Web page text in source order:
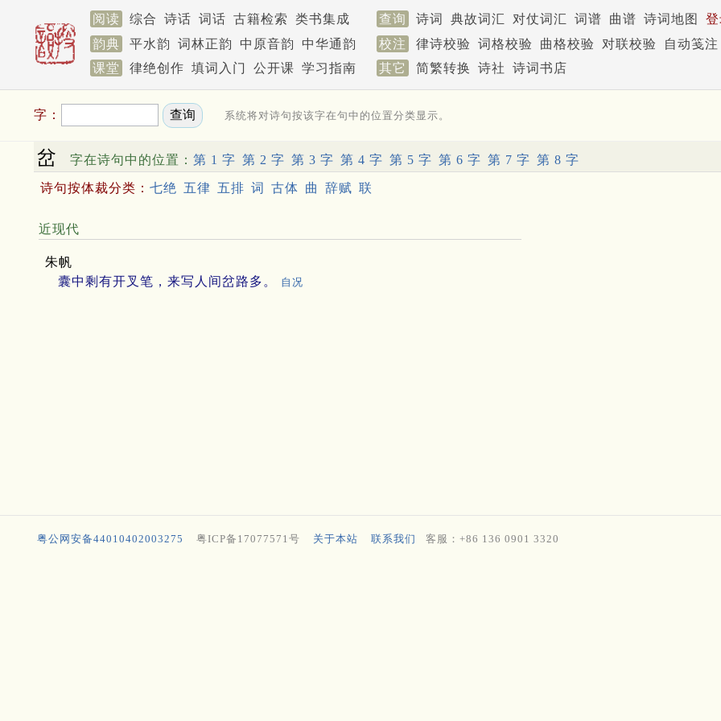
阅读 综合 诗话 词话 古籍检索 类书集成 查询 诗词 典故词汇 对仗词汇 词谱 曲谱 诗词地图
韵典
平水韵 词林正韵 中原音韵 中华通韵 校注 律诗校验 词格校验 曲格校验 对联校验
自动笺注
课堂
律绝创作 填词入门 公开课 学习指南 其它 简繁转换 诗社 诗词书店
字： 系统将对诗句按该字在句中的位置分类显示。
岔 字在诗句中的位置： 第 1 字 第 2 字 第 3 字 第 4 字 第 5 字 第 6 字 第 7 字 第 8 字
诗句按体裁分类： 七绝 五律 五排 词 古体 曲 辞赋 联
近现代
朱帆
囊中剩有开叉笔，来写人间岔路多。
自况
粤公网安备44010402003275 粤ICP备17077571号 关于本站 联系我们 客服：+86 136 0901 3320